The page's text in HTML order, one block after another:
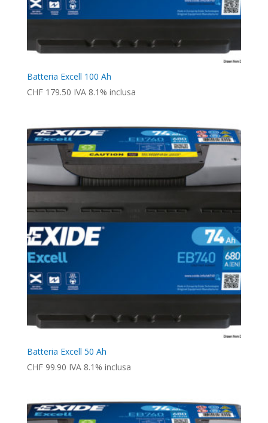
Batteria Excell 100 Ah
CHF179.50 IVA 8.1% inclusa
Batteria Excell 50 Ah
CHF99.90 IVA 8.1% inclusa